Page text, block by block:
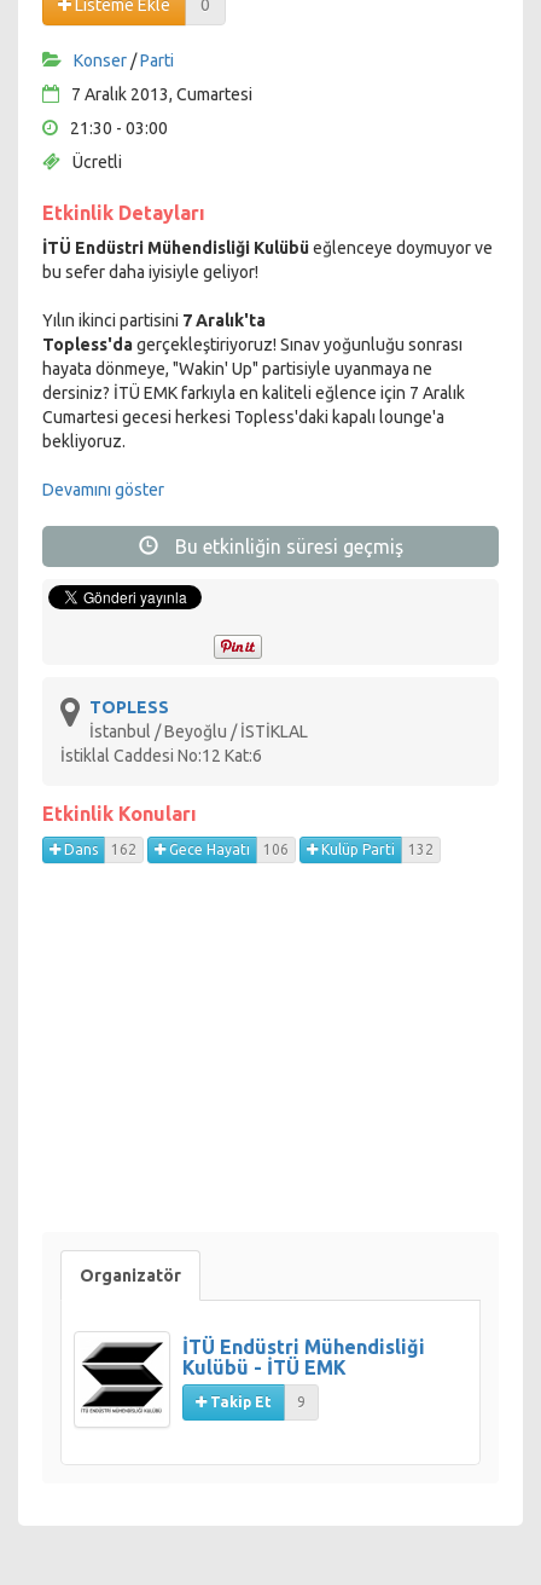
Listeme Ekle 0
Konser /Parti
7 Aralık 2013, Cumartesi
21:30 - 03:00
Ücretli
Etkinlik Detayları
İTÜ Endüstri Mühendisliği Kulübüeğlenceye doymuyor ve
bu sefer daha iyisiyle geliyor!
Yılın ikinci partisini 7 Aralık'ta
Topless'dagerçekleştiriyoruz! Sınav yoğunluğu sonrası
hayata dönmeye, "Wakin' Up" partisiyle uyanmaya ne
dersiniz? İTÜ EMK farkıyla en kaliteli eğlence için 7 Aralık
Cumartesi gecesi herkesi Topless'daki kapalı lounge'a
bekliyoruz.
Kapı açılışı: 21.30
Kapıda: 25 TL
Ayrıntılı bilgi ve biletler için:
** Girişlerde bay/bayan dengesi gözetilecektir.
ederek geri çevirme hakkına ve her türlü yetkiye sahiptir.
Devamını göster
Bu etkinliğin süresi geçmiş
TOPLESS
İstanbul / Beyoğlu / İSTİKLAL
İstiklal Caddesi No:12 Kat:6
Etkinlik Konuları
Dans 162 Gece Hayatı 106 Kulüp Parti 132
Organizatör
İTÜ Endüstri Mühendisliği
Kulübü - İTÜ EMK
Takip Et 9